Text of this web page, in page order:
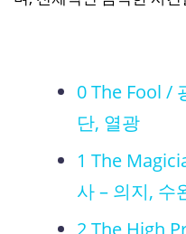
0 The Fool /
단, 열광
1 The
사 – 의지, 수